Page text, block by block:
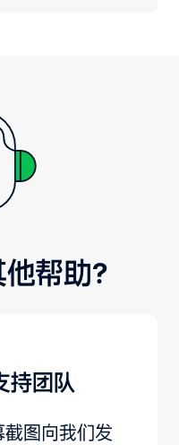
帮助？
持团队
图向我们发